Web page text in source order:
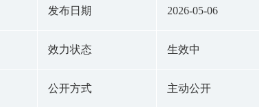
发布日期 2026-05-06
效力状态 生效中
公开方式 主动公开